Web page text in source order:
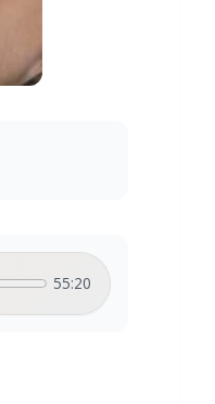
55:20